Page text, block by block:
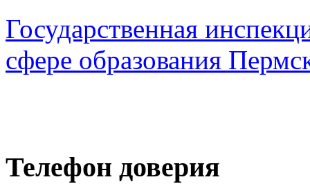
Государственная
сфере образования
Телефон доверия